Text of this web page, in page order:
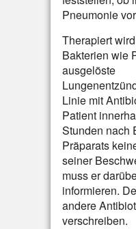
Pneumonie
Therapiert
Bakterien wie
ausgelöste
Linie mit
Patient
Stunden nach
Präparats
seiner
muss er
informieren.
andere
verschreiben.